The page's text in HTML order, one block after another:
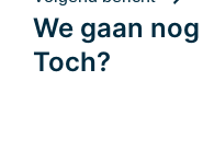
We gaan
Toch?